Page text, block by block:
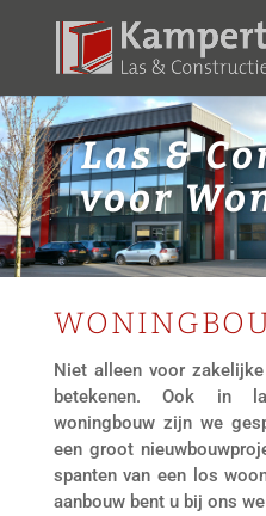
Las &
voor
Niet alleen voor
betekenen. Ook in
woningbouw zijn we
een groot
spanten van een los
aanbouw bent u bij ons